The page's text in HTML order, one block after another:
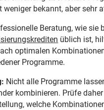
weniger bekannt, aber sehr
Beratung, wie sie
üblich ist,
optimalen
Programme.
Nicht alle Programme
kombinieren. Prüfe
welche